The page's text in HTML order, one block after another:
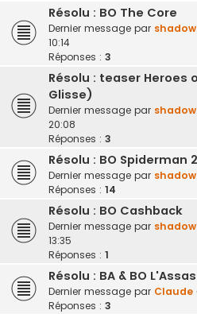
Résolu : BO The Core
Dernier message par
10:14
Réponses : 3
Résolu : teaser Heroes
Glisse)
Dernier message par
20:08
Réponses : 3
Résolu : BO Spiderman 2
Dernier message par
Réponses : 14
Résolu : BO Cashback
Dernier message par
13:35
Réponses : 1
Résolu : BA & BO
Dernier message par Claude
Réponses : 3